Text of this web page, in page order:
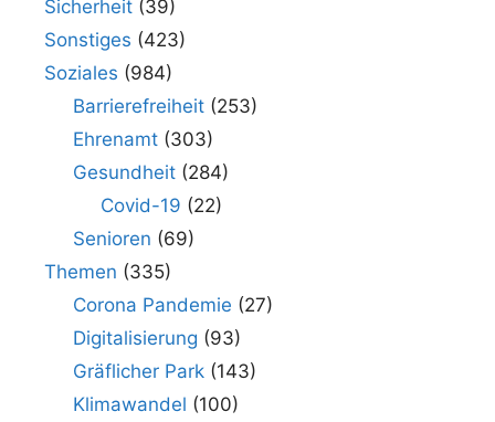
Sicherheit (39)
Sonstiges (423)
Soziales (984)
Barrierefreiheit(253)
Ehrenamt(303)
Gesundheit(284)
Covid-19 (22)
Senioren (69)
Themen (335)
Corona Pandemie (27)
Digitalisierung (93)
Gräflicher Park(143)
Klimawandel (100)